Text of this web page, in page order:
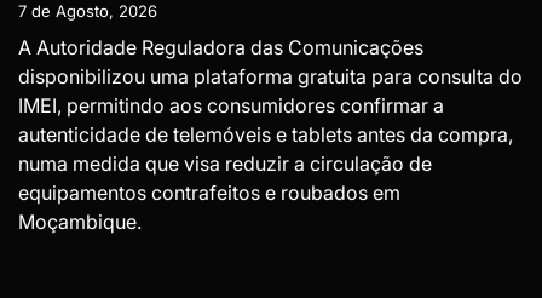
7 de Agosto, 2026
A Autoridade Reguladora das Comunicações
disponibilizou uma plataforma gratuita para consulta do
IMEI, permitindo aos consumidores confirmar a
autenticidade de telemóveis e tablets antes da compra,
numa medida que visa reduzir a circulação de
equipamentos contrafeitos e roubados em
Moçambique.